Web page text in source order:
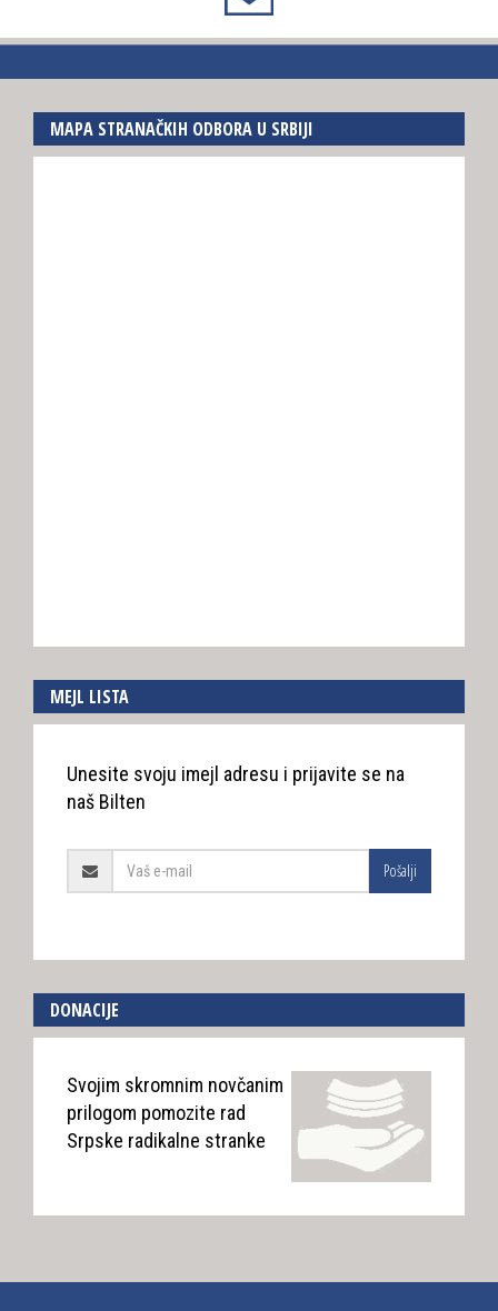
MAPA STRANAČKIH ODBORA U SRBIJI
MEJL LISTA
Unesite svoju imejl adresu i prijavite se na
naš Bilten
Pošalji
DONACIJE
Svojim skromnim novčanim
prilogom pomozite rad
Srpske radikalne stranke